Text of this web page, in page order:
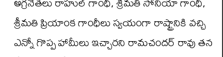
శ్రీమతి ప్రియాంక గాంధీలు స్వయంగా రాష్ట్రానికి వచ్చి
ఎన్నో గొప్ప హామీలు ఇచ్చారని రామచందర్ రావు తన